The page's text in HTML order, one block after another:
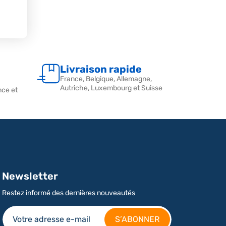
et
Livraison rapide
France, Belgique, Allemagne,
Autriche, Luxembourg et Suisse
Newsletter
Restez informé des dernières nouveautés